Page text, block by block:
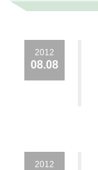
2012
08.08
2012